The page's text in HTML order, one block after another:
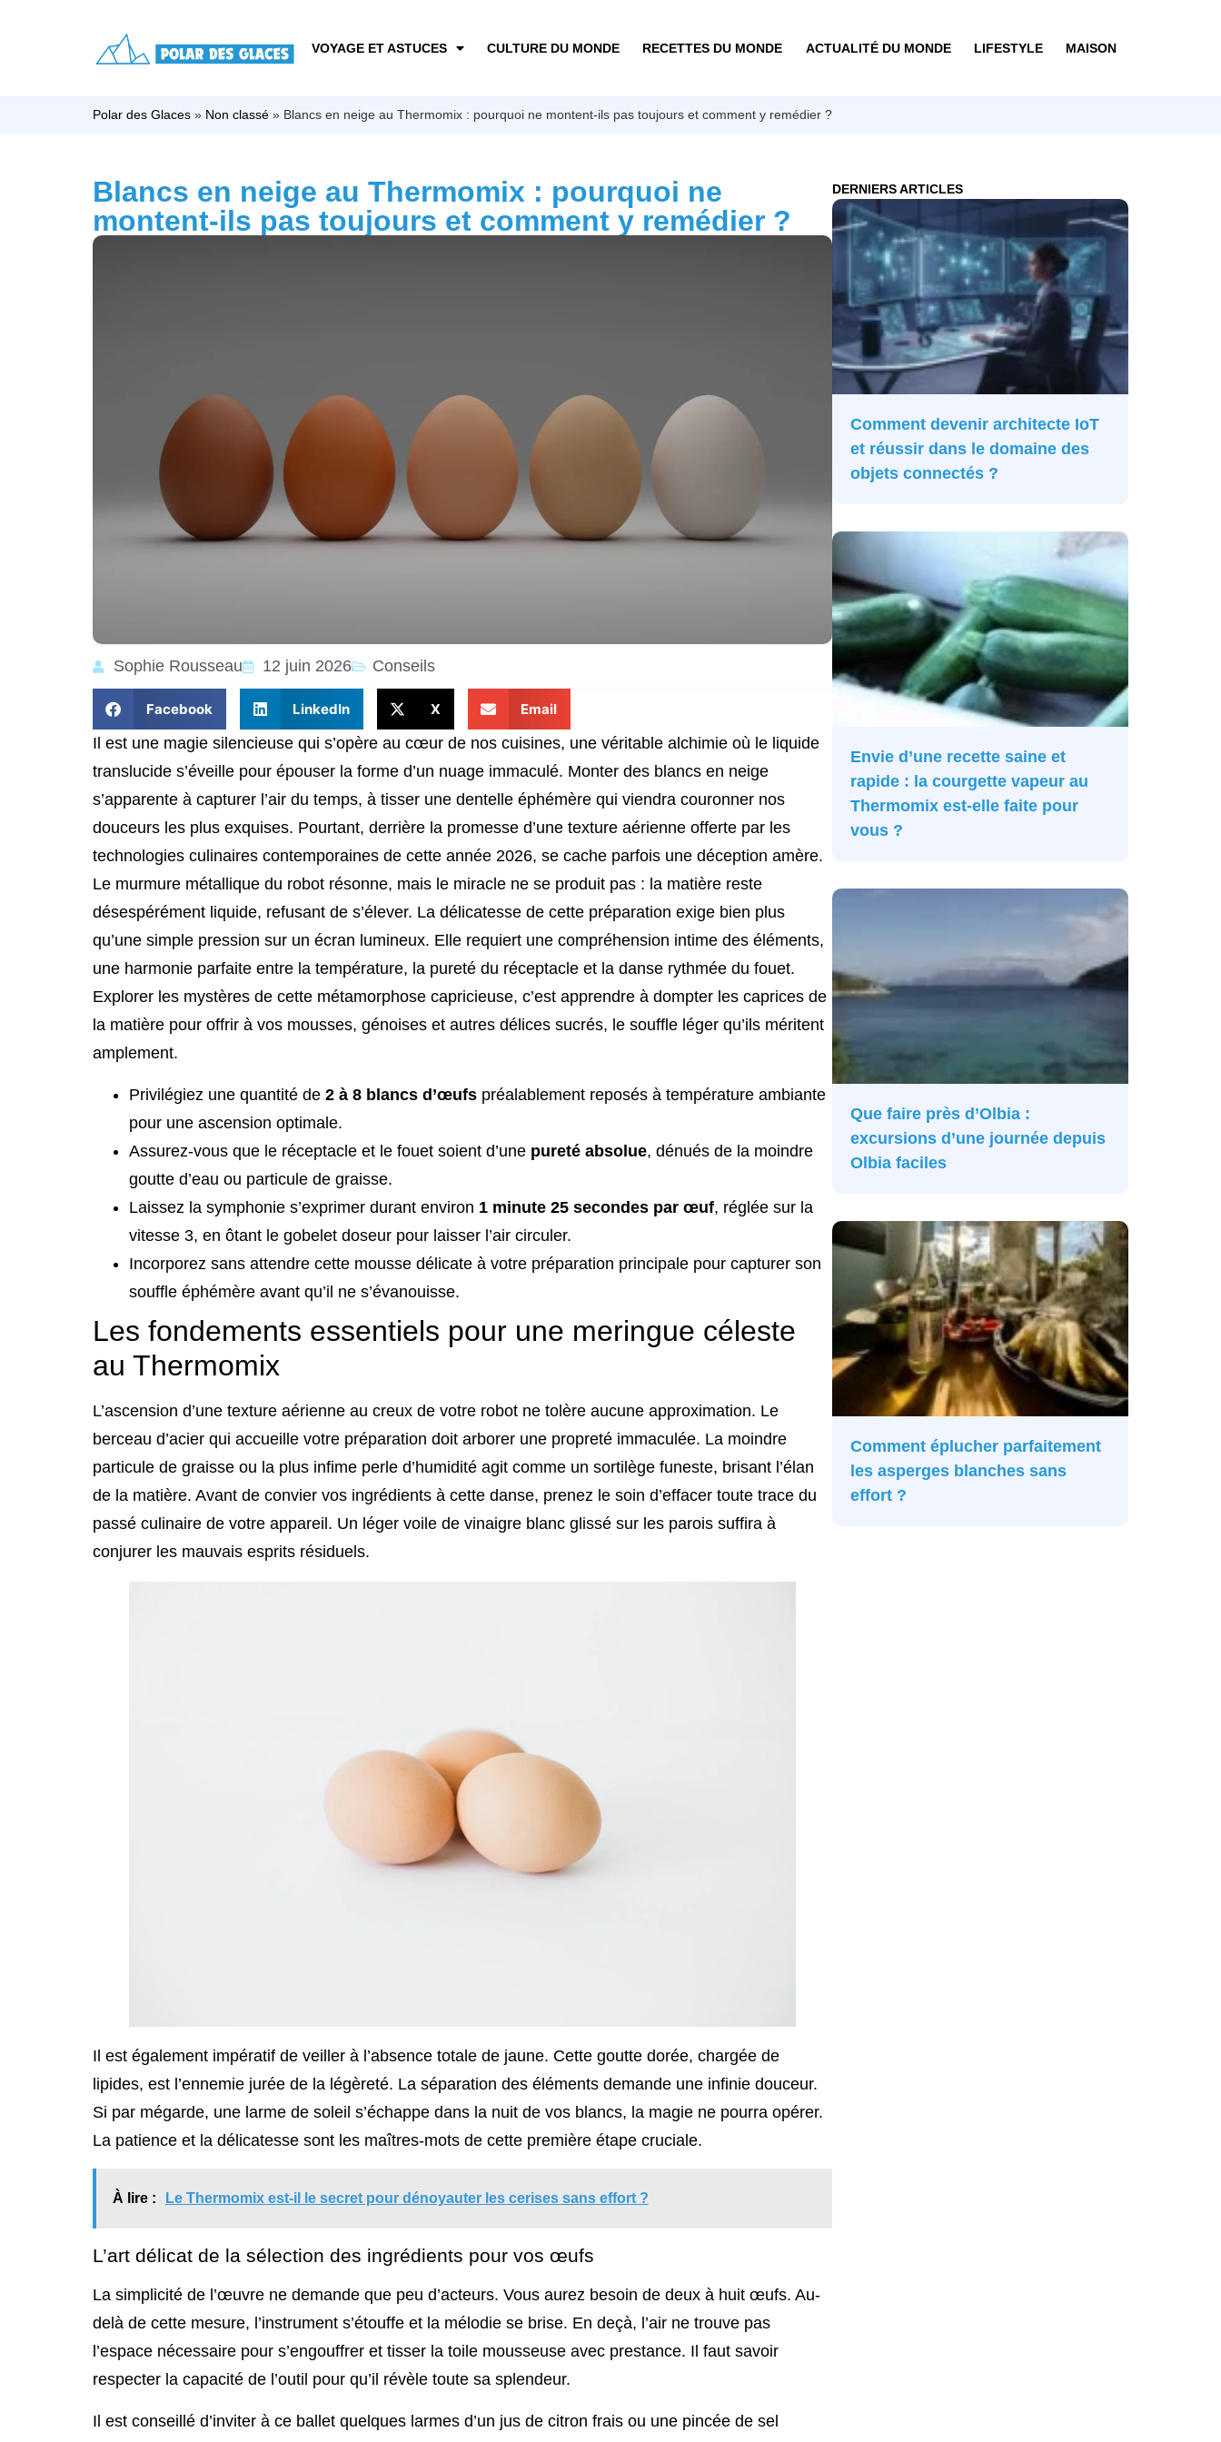
VOYAGE ET ASTUCES CULTURE DU MONDE RECETTES DU MONDE ACTUALITÉ DU MONDE LIFESTYLE MAISON
Polar des Glaces » Non classé » Blancs en neige au Thermomix : pourquoi ne montent-ils pas toujours et comment y remédier ?
Blancs en neige au Thermomix : pourquoi ne
montent-ils pas toujours et comment y remédier ?
Sophie Rousseau 12 juin 2026 Conseils
Facebook LinkedIn X Email
Il est une magie silencieuse qui s’opère au cœur de nos cuisines, une véritable alchimie où le liquide
translucide s’éveille pour épouser la forme d’un nuage immaculé. Monter des blancs en neige
s’apparente à capturer l’air du temps, à tisser une dentelle éphémère qui viendra couronner nos
douceurs les plus exquises. Pourtant, derrière la promesse d’une texture aérienne offerte par les
technologies culinaires contemporaines de cette année 2026, se cache parfois une déception amère.
Le murmure métallique du robot résonne, mais le miracle ne se produit pas : la matière reste
désespérément liquide, refusant de s’élever. La délicatesse de cette préparation exige bien plus
qu’une simple pression sur un écran lumineux. Elle requiert une compréhension intime des éléments,
une harmonie parfaite entre la température, la pureté du réceptacle et la danse rythmée du fouet.
Explorer les mystères de cette métamorphose capricieuse, c’est apprendre à dompter les caprices de
la matière pour offrir à vos mousses, génoises et autres délices sucrés, le souffle léger qu’ils méritent
amplement.
Privilégiez une quantité de 2 à 8 blancs d’œufs préalablement reposés à température ambiante
pour une ascension optimale.
Assurez-vous que le réceptacle et le fouet soient d’une pureté absolue, dénués de la moindre
goutte d’eau ou particule de graisse.
Laissez la symphonie s’exprimer durant environ 1 minute 25 secondes par œuf, réglée sur la
vitesse 3, en ôtant le gobelet doseur pour laisser l’air circuler.
Incorporez sans attendre cette mousse délicate à votre préparation principale pour capturer son
souffle éphémère avant qu’il ne s’évanouisse.
Les fondements essentiels pour une meringue céleste
au Thermomix
L’ascension d’une texture aérienne au creux de votre robot ne tolère aucune approximation. Le
berceau d’acier qui accueille votre préparation doit arborer une propreté immaculée. La moindre
particule de graisse ou la plus infime perle d’humidité agit comme un sortilège funeste, brisant l’élan
de la matière. Avant de convier vos ingrédients à cette danse, prenez le soin d’effacer toute trace du
passé culinaire de votre appareil. Un léger voile de vinaigre blanc glissé sur les parois suffira à
conjurer les mauvais esprits résiduels.
Il est également impératif de veiller à l’absence totale de jaune. Cette goutte dorée, chargée de
lipides, est l’ennemie jurée de la légèreté. La séparation des éléments demande une infinie douceur.
Si par mégarde, une larme de soleil s’échappe dans la nuit de vos blancs, la magie ne pourra opérer.
La patience et la délicatesse sont les maîtres-mots de cette première étape cruciale.
À lire : Le Thermomix est-il le secret pour dénoyauter les cerises sans effort ?
L’art délicat de la sélection des ingrédients pour vos œufs
La simplicité de l’œuvre ne demande que peu d’acteurs. Vous aurez besoin de deux à huit œufs. Au-
delà de cette mesure, l’instrument s’étouffe et la mélodie se brise. En deçà, l’air ne trouve pas
l’espace nécessaire pour s’engouffrer et tisser la toile mousseuse avec prestance. Il faut savoir
respecter la capacité de l’outil pour qu’il révèle toute sa splendeur.
Il est conseillé d’inviter à ce ballet quelques larmes d’un jus de citron frais ou une pincée de sel
DERNIERS ARTICLES
Comment devenir architecte IoT
et réussir dans le domaine des
objets connectés ?
Envie d’une recette saine et
rapide : la courgette vapeur au
Thermomix est-elle faite pour
vous ?
Que faire près d’Olbia :
excursions d’une journée depuis
Olbia faciles
Comment éplucher parfaitement
les asperges blanches sans
effort ?